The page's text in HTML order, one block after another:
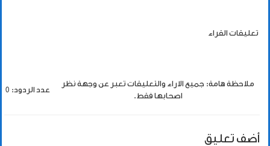
تعليقات القراء
ملاحظة هامة: جميع الاراء والتعليقات تعبر عن وجهة نظر
اصحابها فقط.
عدد الردود: 0
أضف تعليق